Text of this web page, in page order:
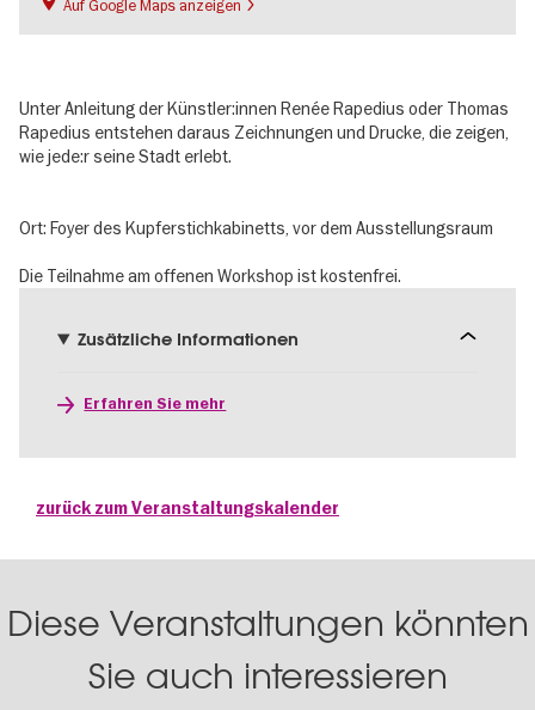
Auf Google Maps anzeigen
Unter Anleitung der Künstler:innen Renée Rapedius oder Thomas
Rapedius entstehen daraus Zeichnungen und Drucke, die zeigen,
wie jede:r seine Stadt erlebt.
Ort: Foyer des Kupferstichkabinetts, vor dem Ausstellungsraum
Die Teilnahme am offenen Workshop ist kostenfrei.
Zusätzliche Informationen
Erfahren Sie mehr
zurück zum Veranstaltungskalender
Diese Veranstaltungen könnten
Sie auch interessieren